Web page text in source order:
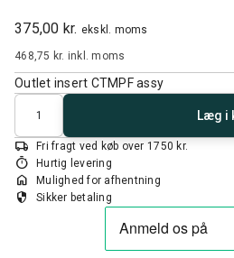
375,00 kr. ekskl. moms
468,75 kr. inkl. moms
Outlet insert CTMPF assy
Antal
Læg i
local_shipping Fri fragt ved køb over 1750 kr.
timer Hurtig levering
home Mulighed for afhentning
security Sikker betaling